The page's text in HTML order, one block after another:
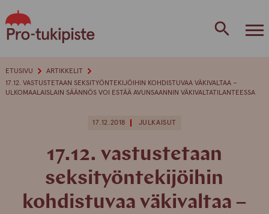
to
content
ETUSIVU
ARTIKKELIT
17.12. VASTUSTETAAN SEKSITYÖNTEKIJÖIHIN KOHDISTUVAA VÄKIVALTAA –
ULKOMAALAISLAIN SÄÄNNÖS VOI ESTÄÄ AVUNSAANNIN VÄKIVALTATILANTEESSA
17.12.2018 JULKAISUT
17.12. vastustetaan
seksityöntekijöihin
kohdistuvaa väkivaltaa –